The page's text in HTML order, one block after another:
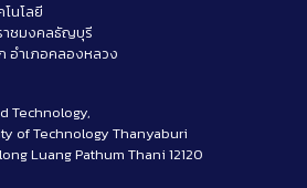
นโลยี
าชมงคลธัญบุรี
อำเภอคลองหลวง
Technology,
of Technology Thanyaburi
Luang Pathum Thani 12120